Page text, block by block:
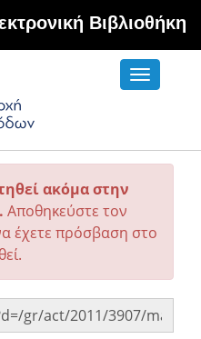
Βιβλιοθήκη
Toggle
ακόμα στην
Αποθηκεύστε τον
έχετε πρόσβαση στο